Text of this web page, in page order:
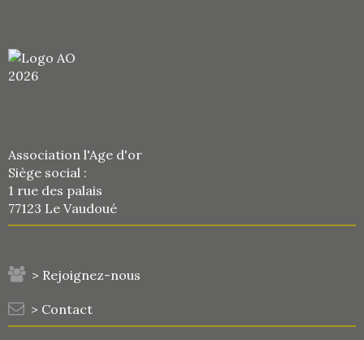
Association l'Age d'or
Siège social :
1 rue des palais
77123 Le Vaudoué
> Rejoignez-nous
> Contact